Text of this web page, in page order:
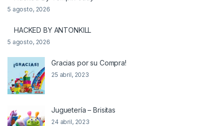
5 agosto, 2026
HACKED BY ANTONKILL
5 agosto, 2026
Gracias por su Compra!
25 abril, 2023
Juguetería – Brisitas
24 abril, 2023